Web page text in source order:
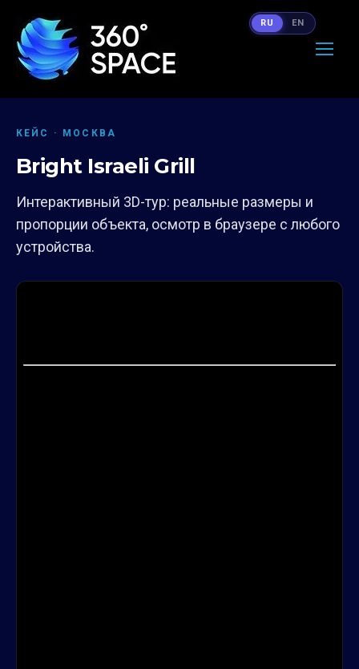
КЕЙС · МОСКВА
Bright Israeli Grill
Интерактивный 3D-тур: реальные размеры и
пропорции объекта, осмотр в браузере с любого
устройства.
RU EN